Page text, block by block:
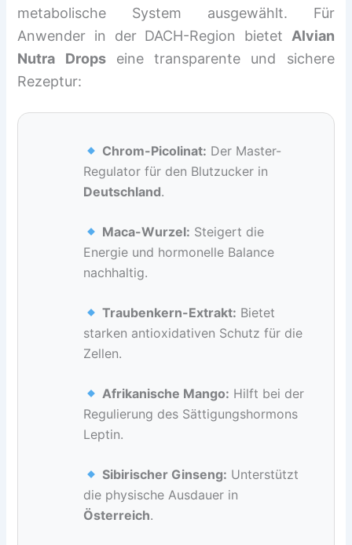
metabolische System ausgewählt. Für
Anwender in der DACH-Region bietet Alvian
Nutra Dropseine transparente und sichere
Rezeptur:
Chrom-Picolinat: Der Master-
Regulator für den Blutzucker in
Deutschland.
Maca-Wurzel: Steigert die
Energie und hormonelle Balance
nachhaltig.
Traubenkern-Extrakt: Bietet
starken antioxidativen Schutz für die
Zellen.
Afrikanische Mango: Hilft bei der
Regulierung des Sättigungshormons
Leptin.
Sibirischer Ginseng: Unterstützt
die physische Ausdauer in
Österreich.